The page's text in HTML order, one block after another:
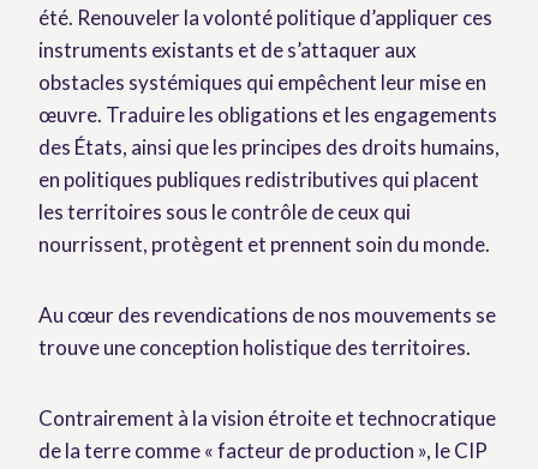
été. Renouveler la volonté politique d’appliquer ces
instruments existants et de s’attaquer aux
obstacles systémiques qui empêchent leur mise en
œuvre. Traduire les obligations et les engagements
des États, ainsi que les principes des droits humains,
en politiques publiques redistributives qui placent
les territoires sous le contrôle de ceux qui
nourrissent, protègent et prennent soin du monde.
Au cœur des revendications de nos mouvements se
trouve une conception holistique des territoires.
Contrairement à la vision étroite et technocratique
de la terre comme « facteur de production », le CIP